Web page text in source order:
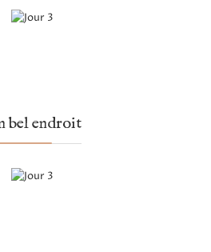
bel endroit